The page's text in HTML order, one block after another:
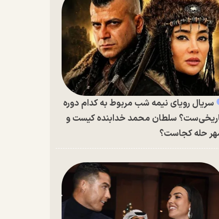
سریال رویای نیمه شب مربوط به کدام دوره
سلطان محمد خدابنده کیست و
حله کجاست؟